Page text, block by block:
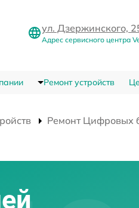
ул. Дзержинского,
Адрес сервисного центра
Ремонт устройств
Ремонт Цифровых